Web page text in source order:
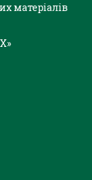
матеріалів